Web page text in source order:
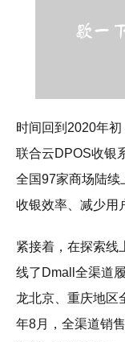
时间回到2020年
联合云DPOS收银
全国97家商场陆续
收银效率、减少用
紧接着，在探索线
线了Dmall全渠道
龙北京、重庆地区
年8月，全渠道销